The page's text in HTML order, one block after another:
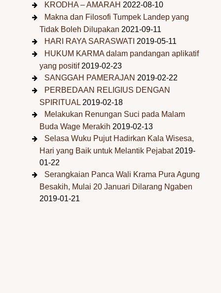
KRODHA – AMARAH 2022-08-10
Makna dan Filosofi Tumpek Landep yang
Tidak Boleh Dilupakan 2021-09-11
HARI RAYA SARASWATI 2019-05-11
HUKUM KARMA dalam pandangan aplikatif
yang positif 2019-02-23
SANGGAH PAMERAJAN 2019-02-22
PERBEDAAN RELIGIUS DENGAN
SPIRITUAL 2019-02-18
Melakukan Renungan Suci pada Malam
Buda Wage Merakih 2019-02-13
Selasa Wuku Pujut Hadirkan Kala Wisesa,
Hari yang Baik untuk Melantik Pejabat 2019-
01-22
Serangkaian Panca Wali Krama Pura Agung
Besakih, Mulai 20 Januari Dilarang Ngaben
2019-01-21